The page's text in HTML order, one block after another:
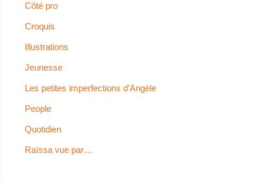
Côté pro
Croquis
Illustrations
Jeunesse
Les petites imperfections d'Angèle
People
Quotidien
Raïssa vue par…